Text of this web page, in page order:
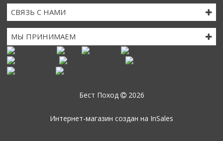
СВЯЗЬ С НАМИ
МЫ ПРИНИМАЕМ
Бест Поход 2026
Интернет-магазин создан на InSales